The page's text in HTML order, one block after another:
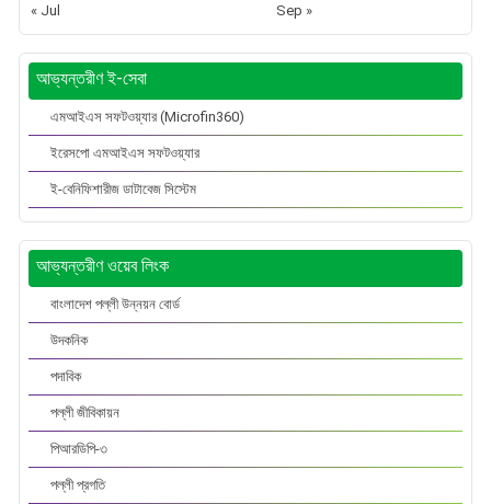
« Jul
Sep »
আভ্যন্তরীণ ই-সেবা
এমআইএস সফটওয়্যার (Microfin360)
ইরেসপো এমআইএস সফটওয়্যার
ই-বেনিফিশারীজ ডাটাবেজ সিস্টেম
আভ্যন্তরীণ ওয়েব লিংক
বাংলাদেশ পল্লী উন্নয়ন বোর্ড
উদকনিক
পদাবিক
পল্লী জীবিকায়ন
পিআরডিপি-৩
পল্লী প্রগতি